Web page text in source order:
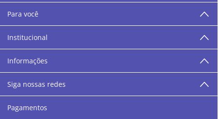
área de beleza. São 12 centros técnicos que oferecem
programação semanal de cursos e encontros.
“O varejo corre nas nossas veias como nossos valores
humanos, éticos e morais. E que o branco e o azul anil,
as cores da Danny Cosméticos, possam continuar
transmitindo paz e harmonia para todos vocês!”
Para você
Institucional
Informações
Siga nossas redes
Pagamentos